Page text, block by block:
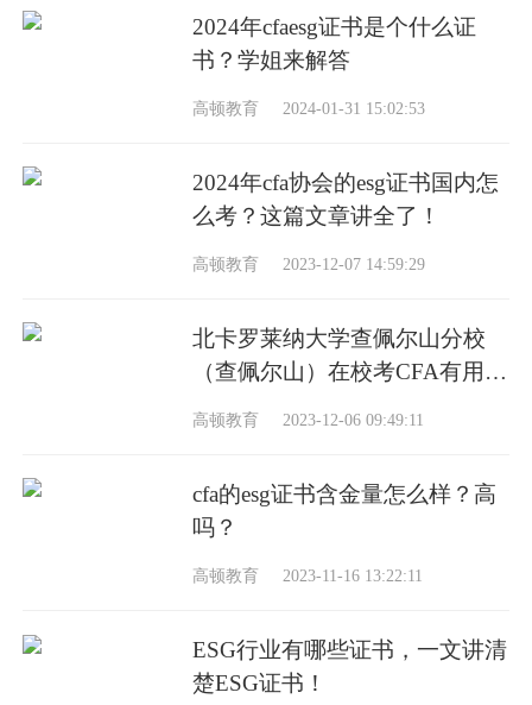
2024年cfaesg证书是个什么证
书？学姐来解答
高顿教育 2024-01-31 15:02:53
2024年cfa协会的esg证书国内怎
么考？这篇文章讲全了！
高顿教育 2023-12-07 14:59:29
北卡罗莱纳大学查佩尔山分校
（查佩尔山）在校考CFA有用
高顿教育 2023-12-06 09:49:11
cfa的esg证书含金量怎么样？高
吗？
高顿教育 2023-11-16 13:22:11
ESG行业有哪些证书，一文讲清
楚ESG证书！